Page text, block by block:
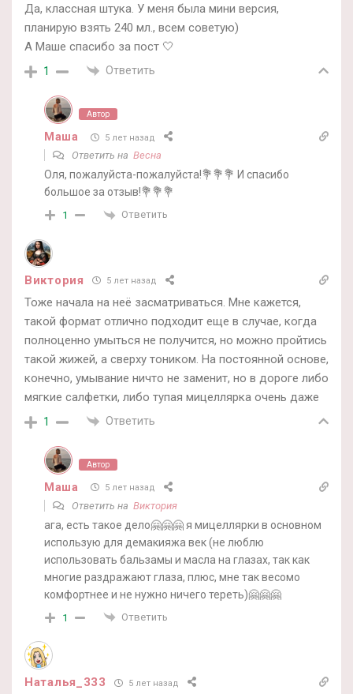
Да, классная штука. У меня была мини версия,
планирую взять 240 мл., всем советую)
А Маше спасибо за пост 🤍
1 Ответить
Автор
Маша 5 лет назад
Ответить на Весна
Оля, пожалуйста-пожалуйста!💐💐💐 И спасибо
большое за отзыв!💐💐💐
1 Ответить
Виктория 5 лет назад
Тоже начала на неё засматриваться. Мне кажется,
такой формат отлично подходит еще в случае, когда
полноценно умыться не получится, но можно пройтись
такой жижей, а сверху тоником. На постоянной основе,
конечно, умывание ничто не заменит, но в дороге либо
мягкие салфетки, либо тупая мицеллярка очень даже
1 Ответить
Автор
Маша 5 лет назад
Ответить на Виктория
ага, есть такое дело🤗🤗🤗 я мицеллярки в основном
использую для демакияжа век (не люблю
использовать бальзамы и масла на глазах, так как
многие раздражают глаза, плюс, мне так весомо
комфортнее и не нужно ничего тереть)🤗🤗🤗
1 Ответить
Наталья_333 5 лет назад